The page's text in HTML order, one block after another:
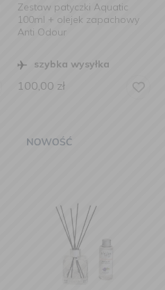
Zestaw patyczki Aquatic
100ml + olejek zapachowy
Anti Odour
szybka wysyłka
100,00 zł